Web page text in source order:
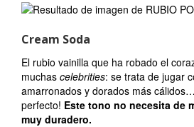
Cream Soda
El rubio vainilla que ha robado el
muchas celebrities: se trata de jugar
amarronados y dorados más
perfecto! Este tono no necesita de
muy duradero.